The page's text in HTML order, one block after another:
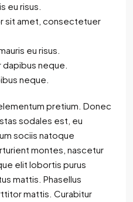
eu risus.
sit amet, consectetuer
eu risus.
neque.
neque.
pretium. Donec
sodales est, eu
sociis natoque
montes, nascetur
elit lobortis purus
mattis. Phasellus
mattis. Curabitur